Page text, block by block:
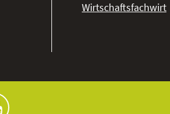
Wirtschaftsfachwirt